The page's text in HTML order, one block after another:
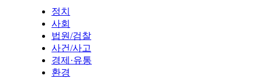
정치
사회
법원/검찰
사건/사고
경제·유통
환경